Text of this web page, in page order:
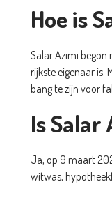
Hoe is
Salar Azimi
rijkste eigenaar is.
bang te zijn voor
Is
Ja, op 9 maart
witwas,